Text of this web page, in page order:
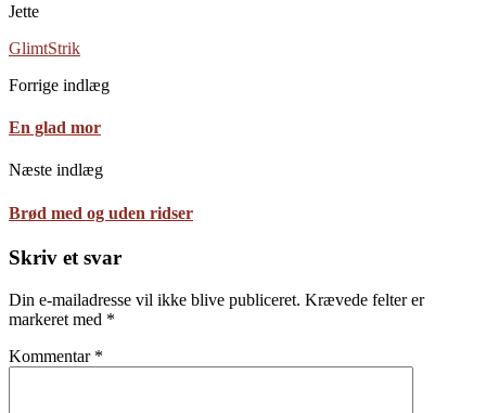
Jette
GlimtStrik
Forrige indlæg
En glad mor
Næste indlæg
Brød med og uden ridser
Skriv et svar
Din e-mailadresse vil ikke blive publiceret. Krævede felter er
markeret med *
Kommentar *